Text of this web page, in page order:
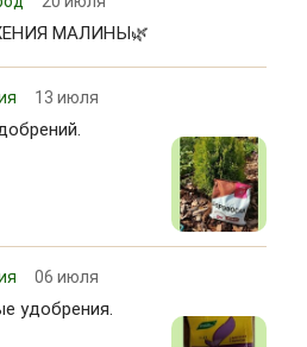
МАЛИНЫ🌿
13 июля
06 июля
удобрения.